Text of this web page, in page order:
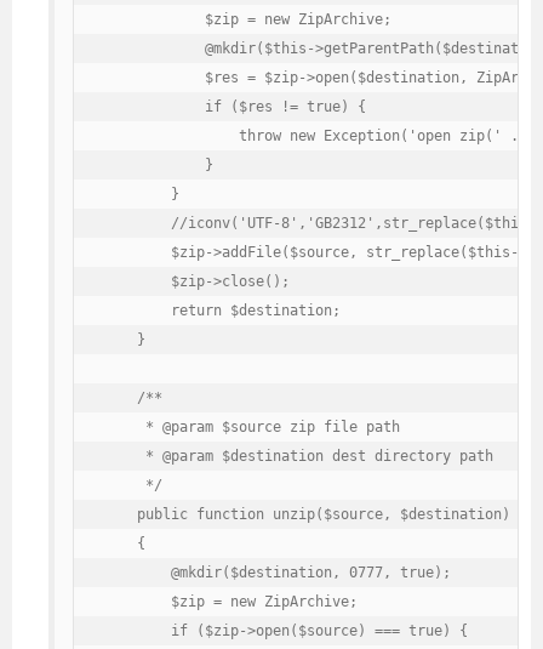
            $zip = new ZipArchive;
@mkdir($this-
$res = $zip->open($destination,
            if ($res != true) {
throw new Exception('open zip(' .
            }
        }
//iconv('UTF-
$zip->addFile($source, str_replace($this-
        $zip->close();
        return $destination;
    }
    /**
     * @param $source zip file path
     * @param $destination dest directory path
     */
    public function unzip($source, $destination)
    {
        @mkdir($destination, 0777, true);
        $zip = new ZipArchive;
        if ($zip->open($source) === true) {